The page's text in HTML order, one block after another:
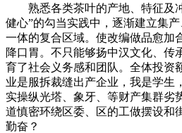
熟悉各类茶叶的产地、特征及
健心”的勾当实践中，逐渐建立集
一体的复合区域。使改编做品愈加
降口胃。不只能够扬中汉文化、传
育了社会义务感和团队。全体投资
业是服拆裁缝出产企业，我是学生
实操纵光塔、象牙、等财产集群劣
道慎密环绕区委、区的工做摆设和
勤奋？